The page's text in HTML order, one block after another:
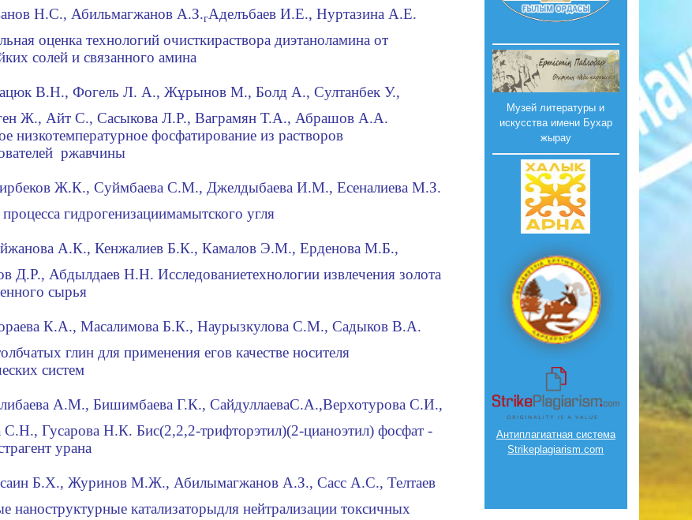
Н.С., Абильмагжанов А.З.гАделъбаев И.Е., Нуртазина А.Е.
оценка технологий очисткираствора диэтаноламина от
солей и связанного амина
В.Н., Фогель Л. А., Жұрынов М., Болд А., Султанбек У.,
Ж., Айт С., Сасыкова Л.Р.,Ваграмян Т.А., Абрашов А.А.
низкотемпературное фосфатирование из растворов
ржавчины
Ж.К., Суймбаева С.М., ДжелдыбаеваИ.М., Есеналиева М.З.
гидрогенизациимамытского угля
йжанова А.К., Кенжалиев Б.К., Камалов Э.М., Ерденова М.Б.,
Д.Р., АбдылдаевН.Н. Исследованиетехнологии извлечения золота
сырья
К.А., Масалимова Б.К., Наурызкулова С.М., Садыков В.А.
глин для применения егов качестве носителя
систем
А.М., Бишимбаева Г.К., СайдуллаеваС.А.,Верхотурова С.И.,
С.Н., Гусарова Н.К.Бис(2,2,2-трифторэтил)(2-цианоэтил)фосфат -
урана
Б.Х., Журинов М.Ж., Абилымагжанов А.З., Сасс А.С., Телтаев
наноструктурные катализаторыдля нейтрализации токсичных
Музей литературы и
искусства имени Бухар
жырау
Антиплагиатная система
Strikeplagiarism.com